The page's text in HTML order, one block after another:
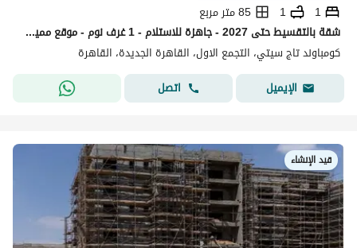
1
1
85 متر مربع
شقة بالتقسيط حتى 2027 - جاهزة للاستلام - 1 غرف نوم - موقع مميز - في كمبوند تاج سيتي - نيو كايرو
كومباوند تاج سيتي، التجمع الاول، القاهرة الجديدة، القاهرة
الإيميل
اتصل
قيد الإنشاء